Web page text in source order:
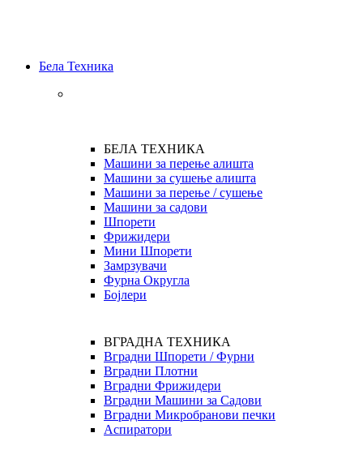
Бела Техника
БЕЛА ТЕХНИКА
Машини за перење алишта
Машини за сушење алишта
Машини за перење / сушење
Машини за садови
Шпорети
Фрижидери
Мини Шпорети
Замрзувачи
Фурна Округла
Бојлери
ВГРАДНА ТЕХНИКА
Вградни Шпорети / Фурни
Вградни Плотни
Вградни Фрижидери
Вградни Машини за Садови
Вградни Микробранови печки
Аспиратори